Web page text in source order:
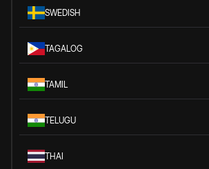
SWEDISH
TAGALOG
TAMIL
TELUGU
THAI